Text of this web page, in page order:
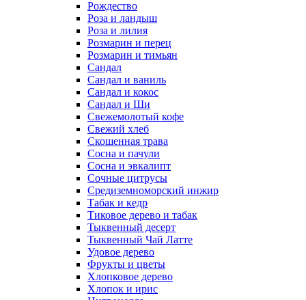
Рождество
Роза и ландыш
Роза и лилия
Розмарин и перец
Розмарин и тимьян
Сандал
Сандал и ваниль
Сандал и кокос
Сандал и Ши
Свежемолотый кофе
Свежий хлеб
Скошенная трава
Сосна и пачули
Сосна и эвкалипт
Сочные цитрусы
Средиземноморский инжир
Табак и кедр
Тиковое дерево и табак
Тыквенный десерт
Тыквенный Чай Латте
Удовое дерево
Фрукты и цветы
Хлопковое дерево
Хлопок и ирис